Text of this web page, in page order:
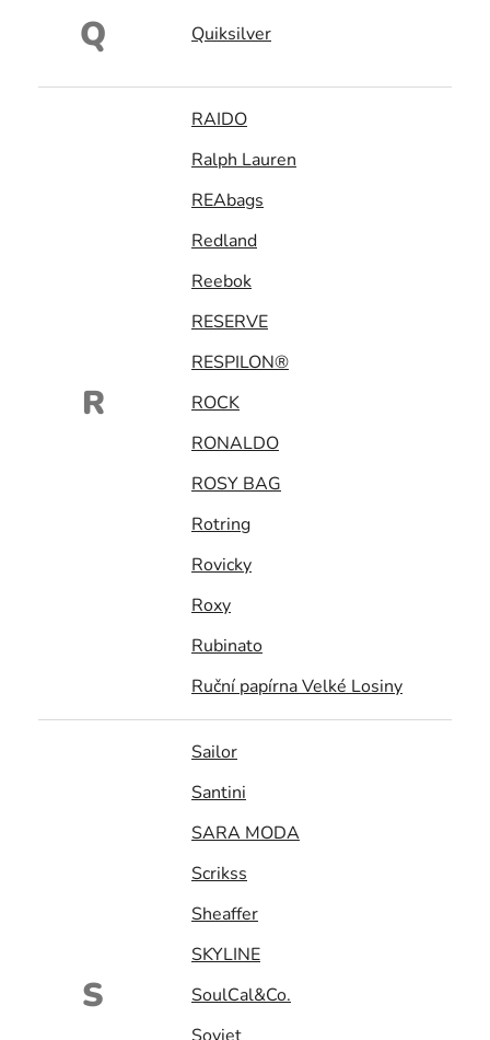
Q Quiksilver
R
RAIDO
Ralph Lauren
REAbags
Redland
Reebok
RESERVE
RESPILON®
ROCK
RONALDO
ROSY BAG
Rotring
Rovicky
Roxy
Rubinato
Ruční papírna Velké Losiny
S
Sailor
Santini
SARA MODA
Scrikss
Sheaffer
SKYLINE
SoulCal&Co.